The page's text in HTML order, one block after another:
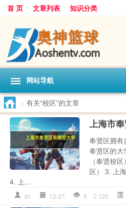
首 页 文章列表 知识分类
网站导航
> 有关“校区”的文章
上海市
奉贤区拥有
奉贤区的
（奉贤校
区） 3. 上
4. 上...
sh 12-27 0 125